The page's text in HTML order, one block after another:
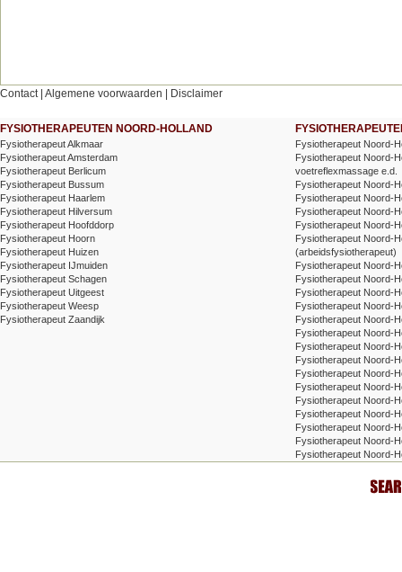
Contact| Algemene voorwaarden Disclaimer
FYSIOTHERAPEUTEN NOORD-HOLLAND
Fysiotherapeut Alkmaar
Fysiotherapeut Amsterdam
Fysiotherapeut Berlicum
Fysiotherapeut Bussum
Fysiotherapeut Haarlem
Fysiotherapeut Hilversum
Fysiotherapeut Hoofddorp
Fysiotherapeut Hoorn
Fysiotherapeut Huizen
Fysiotherapeut IJmuiden
Fysiotherapeut Schagen
Fysiotherapeut Uitgeest
Fysiotherapeut Weesp
Fysiotherapeut Zaandijk
Fysiotherapeut Noord-
Fysiotherapeut Noord-
voetreflexmassage e.d.
Fysiotherapeut Noord-
Fysiotherapeut Noord-
Fysiotherapeut Noord-
Fysiotherapeut Noord-
Fysiotherapeut Noord-
(arbeidsfysiotherapeut)
Fysiotherapeut Noord-
Fysiotherapeut Noord-
Fysiotherapeut Noord-
Fysiotherapeut Noord-
Fysiotherapeut Noord-
Fysiotherapeut Noord-
Fysiotherapeut Noord-
Fysiotherapeut Noord-
Fysiotherapeut Noord-
Fysiotherapeut Noord-
Fysiotherapeut Noord-
Fysiotherapeut Noord-
Fysiotherapeut Noord-
Fysiotherapeut Noord-
Fysiotherapeut Noord-